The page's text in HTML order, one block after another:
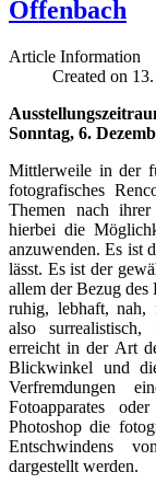
Offenbach
Article Information
Created on
Sonntag, 6.
Mittlerweile in der
fotografisches
Themen nach
hierbei die
anzuwenden. Es ist
lässt. Es ist der
allem der Bezug des
ruhig, lebhaft, nah,
also
erreicht in der Art
Blickwinkel und
Verfremdungen
Fotoapparates
Photoshop die
Entschwindens
dargestellt werden.